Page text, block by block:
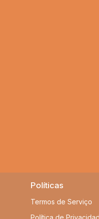
Políticas
Termos de Serviço
Política de